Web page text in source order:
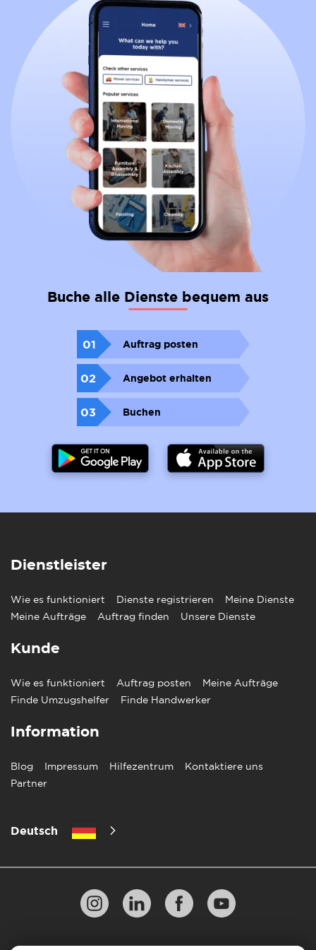
Kind also über einen solchen Abschluss verfügt,
solltest du eine internationale Schule in Betracht
ziehen.
Umzugsdienstleistungen, die auf deine individuellen
Bedürfnisse zugeschnitten sind. Moovick bietet
sichere Aufbewahrungslösungen für Gegenstände
und unterstützt dich jederzeit während deines
Wenn du eine Renovierung benötigst, stehen dir in
Handwerkerleistungenfür Reparaturen
und andere Einzugsaktivitäten zur Verfügung. Erlebe
die Moovick-Note – effiziente und stressfreie
Umzugslösungen.
Buche alle Dienste bequem aus
01 Auftrag posten
02 Angebot erhalten
03 Buchen
Dienstleister
Wie es funktioniert Dienste registrieren
Meine Dienste
Meine Aufträge
Auftrag finden Unsere Dienste
Kunde
Wie es funktioniert Auftrag posten
Meine Aufträge
Finde Umzugshelfer
Finde Handwerker
Information
Blog Impressum Hilfezentrum
Kontaktiere uns
Partner
Deutsch